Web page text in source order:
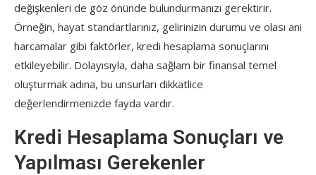
değişkenleri de göz önünde bulundurmanızı gerektirir.
Örneğin, hayat standartlarınız, gelirinizin durumu ve olası ani
harcamalar gibi faktörler, kredi hesaplama sonuçlarını
etkileyebilir. Dolayısıyla, daha sağlam bir finansal temel
oluşturmak adına, bu unsurları dikkatlice
değerlendirmenizde fayda vardır.
Kredi Hesaplama Sonuçları ve
Yapılması Gerekenler